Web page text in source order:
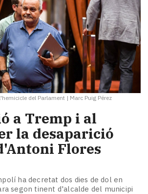
del Parlament | Marc Puig Pérez
a Tremp i al
la desaparició
Flores
ha decretat dos dies de dol en
segon tinent d'alcalde del municipi